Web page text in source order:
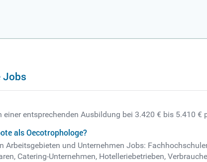
Jobs
entsprechenden Ausbildung bei 3.420 € bis 5.410 €
als Oecotrophologe?
und Unternehmen Jobs:
Catering-Unternehmen, Hotelleriebetrieben,